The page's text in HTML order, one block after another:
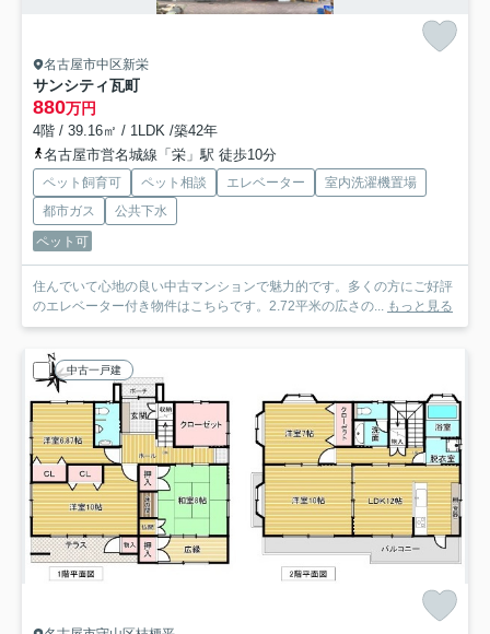
名古屋市中区新栄
サンシティ瓦町
880万円
4階 / 39.16㎡ / 1LDK /築42年
名古屋市営名城線「栄」駅 徒歩10分
ペット飼育可 ペット相談 エレベーター
室内洗濯機置場
都市ガス
公共下水
ペット可
住んでいて心地の良い中古マンションで魅力的です。多くの方にご好評
のエレベーター付き物件はこちらです。2.72平米の広さの... もっと見る
中古一戸建